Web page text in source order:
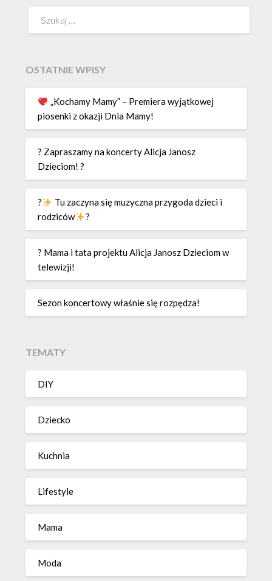
OSTATNIE WPISY
„Kochamy Mamy” – Premiera wyjątkowej
piosenki z okazji Dnia Mamy!
? Zapraszamy na koncerty Alicja Janosz
Dzieciom! ?
?
Tu zaczyna się muzyczna przygoda dzieci i
rodziców
?
? Mama i tata projektu Alicja Janosz Dzieciom w
telewizji!
Sezon koncertowy właśnie się rozpędza!
TEMATY
DIY
Dziecko
Kuchnia
Lifestyle
Mama
Moda